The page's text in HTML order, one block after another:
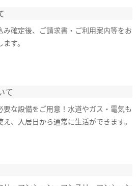
み確定後、ご請求書・ご利用案内等をお
す。
て
要な設備をご用意！水道やガス・電気も
え、入居日から通常に生活ができます。